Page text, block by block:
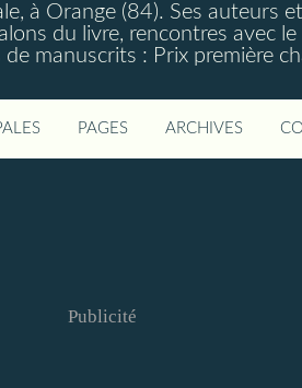
à Orange (84). Ses auteurs
du livre, rencontres avec
manuscrits : Prix première
PAGES ARCHIVES
Publicité